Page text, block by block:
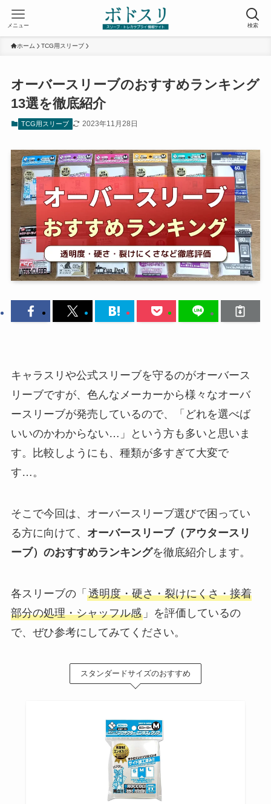
検索
メニュー
ホーム TCG用スリーブ
オーバースリーブのおすすめランキング
13選を徹底紹介
TCG用スリーブ 2023年11月28日
キャラスリや公式スリーブを守るのがオーバース
リーブですが、色んなメーカーから様々なオーバ
ースリーブが発売しているので、「どれを選べば
いいのかわからない…」という方も多いと思いま
す。比較しようにも、種類が多すぎて大変で
す…。
そこで今回は、オーバースリーブ選びで困ってい
る方に向けて、 オーバースリーブ（アウタースリ
ーブ）のおすすめランキングを徹底紹介します。
各スリーブの「 透明度・硬さ・裂けにくさ・接着
部分の処理・シャッフル感」を評価しているの
で、ぜひ参考にしてみてください。
スタンダードサイズのおすすめ